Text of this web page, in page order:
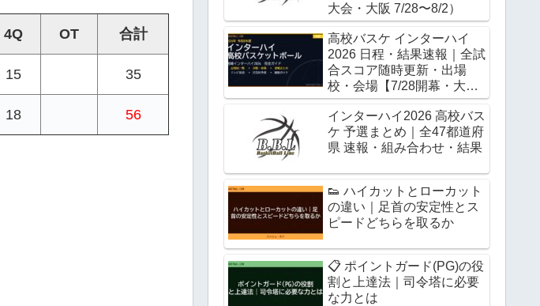
4Q OT 合計
15 35
18 56
大会・大阪 7/28〜8/2）
高校バスケ インターハイ
2026 日程・結果速報｜全試
合スコア随時更新・出場
校・会場【7/28開幕・大
阪】
インターハイ2026 高校バス
ケ 予選まとめ｜全47都道府
県 速報・組み合わせ・結果
👟 ハイカットとローカット
の違い｜足首の安定性とス
ピードどちらを取るか
📋 ポイントガード(PG)の役
割と上達法｜司令塔に必要
な力とは